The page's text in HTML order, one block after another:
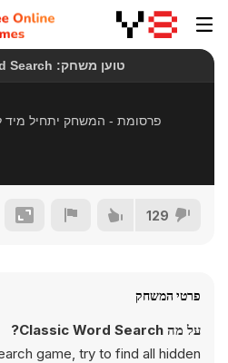
129
פרטי המשחק
על מה Classic Word Search?
game, try to find all hidden